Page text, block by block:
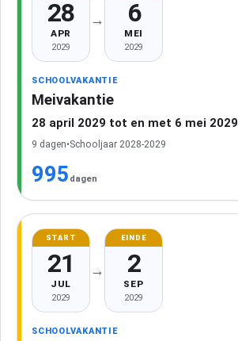
28
APR
2029
→ 6
MEI
2029
SCHOOLVAKANTIE
Meivakantie
28 april 2029 tot en met 6 mei 2029
9 dagen•Schooljaar 2028-2029
995 dagen
START
21
JUL
2029
→
EINDE
2
SEP
2029
SCHOOLVAKANTIE